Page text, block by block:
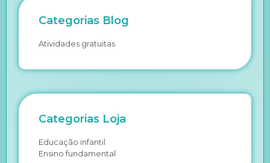
Categorias Blog
Atividades gratuitas
Categorias Loja
Educação infantil
Ensino fundamental